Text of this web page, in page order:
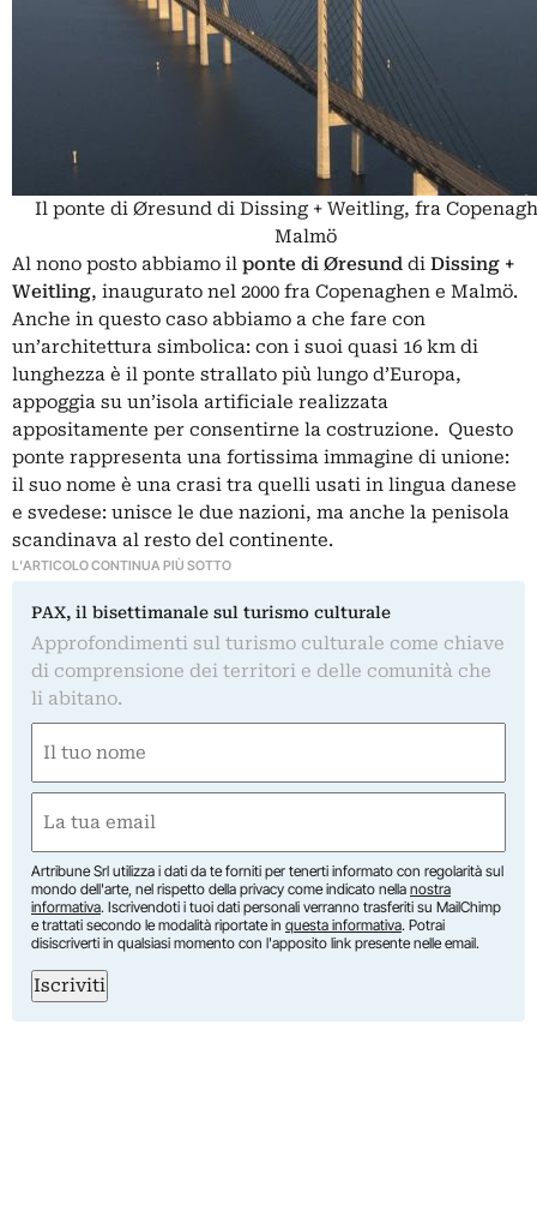
Il ponte di Øresund di Dissing + Weitling, fra
Malmö
Al nono posto abbiamo il ponte di Øresund di Dissing +
Weitling, inaugurato nel 2000 fra Copenaghen e Malmö.
Anche in questo caso abbiamo a che fare con
un’architettura simbolica: con i suoi quasi 16 km di
lunghezza è il ponte strallato più lungo d’Europa,
appoggia su un’isola artificiale realizzata
appositamente per consentirne la costruzione. Questo
ponte rappresenta una fortissima immagine di unione:
il suo nome è una crasi tra quelli usati in lingua danese
e svedese: unisce le due nazioni, ma anche la penisola
scandinava al resto del continente.
L'ARTICOLO CONTINUA PIÙ SOTTO
PAX, il bisettimanale sul turismo culturale
Approfondimenti sul turismo culturale come chiave
di comprensione dei territori e delle comunità che
li abitano.
(Required)
First
(Required)
Artribune Srl utilizza i dati da te forniti per tenerti informato con regolarità sul
mondo dell'arte, nel rispetto della privacy come indicato nella nostra
informativa. Iscrivendoti i tuoi dati personali verranno trasferiti su MailChimp
e trattati secondo le modalità riportate in questa informativa. Potrai
disiscriverti in qualsiasi momento con l'apposito link presente nelle email.
Iscriviti